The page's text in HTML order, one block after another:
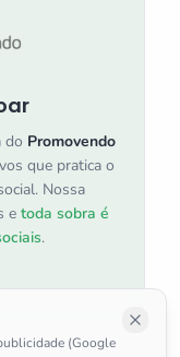
(Google
do Promovendo
que pratica o
Nossa
e toda sobra é
.